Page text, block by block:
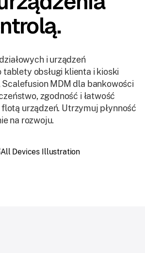
i urządzeń
tablety obsługi klienta i kioski
Scalefusion MDM dla bankowości
zgodność i łatwość
flotą urządzeń. Utrzymuj płynność
na rozwoju.